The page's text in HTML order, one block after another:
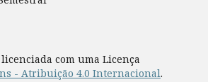
com uma Licença
- Atribuição 4.0 Internacional.